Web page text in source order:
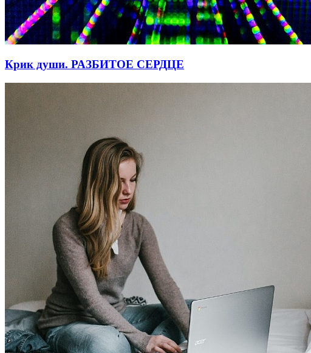
Крик души. РАЗБИТОЕ СЕРДЦЕ